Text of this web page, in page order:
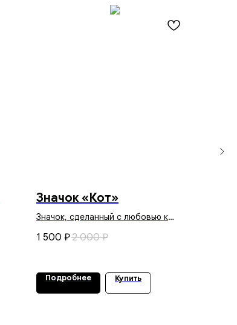
Значок «Кот»
Значок, сделанный с любовью к
1 500 ₽2 000 ₽
Подробнее Купить